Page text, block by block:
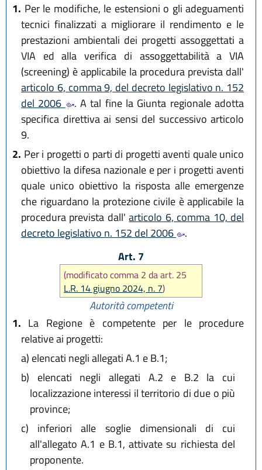
1. Per le modifiche, le estensioni o gli adeguamenti
tecnici finalizzati a migliorare il rendimento e le
prestazioni ambientali dei progetti assoggettati a
VIA ed alla verifica di assoggettabilità a VIA
(screening) è applicabile la procedura prevista dall'
articolo 6, comma 9, del decreto legislativo n. 152
del 2006
. A tal fine la Giunta regionale adotta
specifica direttiva ai sensi del successivo articolo
9.
2. Per i progetti o parti di progetti aventi quale unico
obiettivo la difesa nazionale e per i progetti aventi
quale unico obiettivo la risposta alle emergenze
che riguardano la protezione civile è applicabile la
procedura prevista dall'articolo 6, comma 10, del
decreto legislativo n. 152 del 2006
.
Art. 7
(modificato comma 2 da art. 25
L.R. 14 giugno 2024, n. 7)
Autorità competenti
1. La Regione è competente per le procedure
relative ai progetti:
a) elencati negli allegati A.1 e B.1;
b) elencati negli allegati A.2 e B.2 la cui
localizzazione interessi il territorio di due o più
province;
c) inferiori alle soglie dimensionali di cui
all'allegato A.1 e B.1, attivate su richiesta del
proponente.